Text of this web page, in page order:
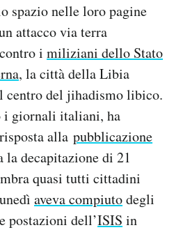
spazio nelle loro pagine
attacco via terra
i miliziani dello Stato
, la città della Libia
centro del jihadismo libico.
i giornali italiani, ha
alla pubblicazione
la decapitazione di 21
quasi tutti cittadini
aveva compiutodegli
postazioni dell’ISIS in